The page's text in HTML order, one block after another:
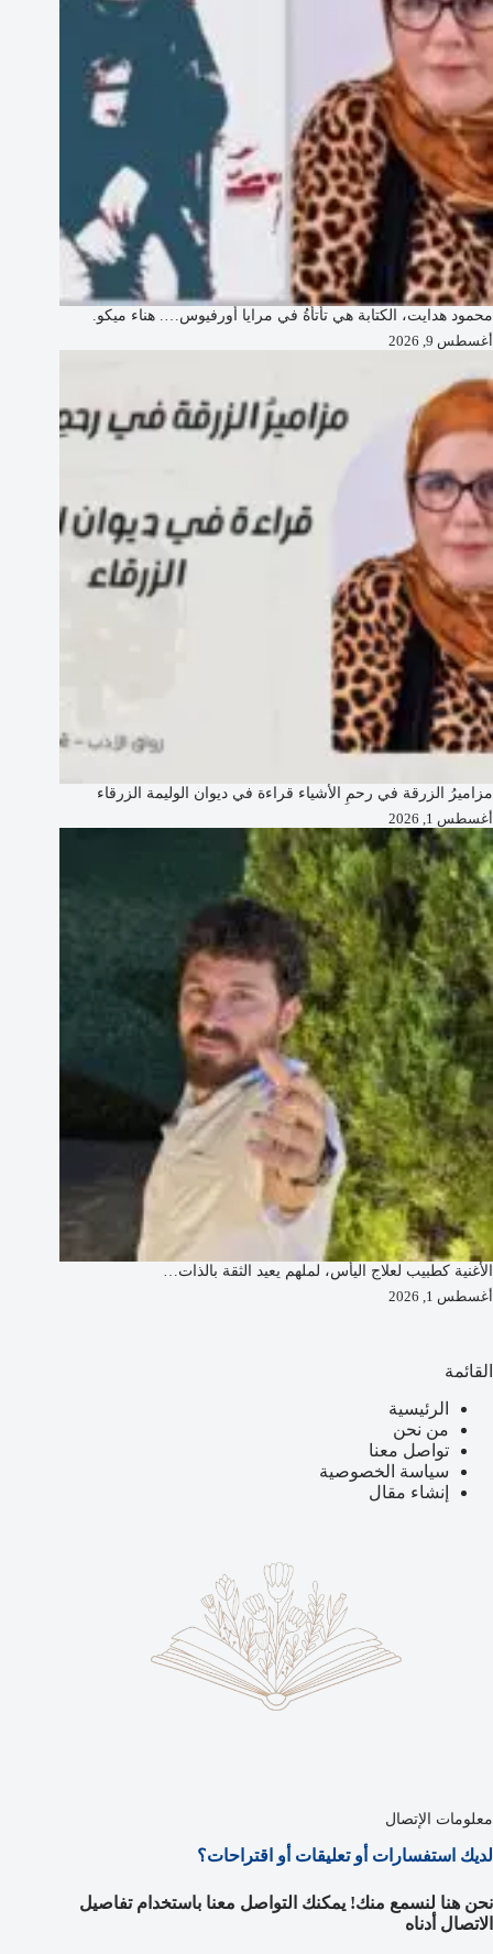
محمود هدايت، الكتابة هي تأتأةُ في مرايا أورفيوس…. هناء ميكو.
أغسطس 9, 2026
مزاميرُ الزرقة في رحمِ الأشياء قراءة في ديوان الوليمة الزرقاء
أغسطس 1, 2026
الأغنية كطبيب لعلاج اليأس، لملهم يعيد الثقة بالذات…
أغسطس 1, 2026
القائمة
الرئيسية
من نحن
تواصل معنا
سياسة الخصوصية
إنشاء مقال
معلومات الإتصال
لديك استفسارات أو تعليقات أو اقتراحات؟
نحن هنا لنسمع منك! يمكنك التواصل معنا باستخدام تفاصيل
الاتصال أدناه